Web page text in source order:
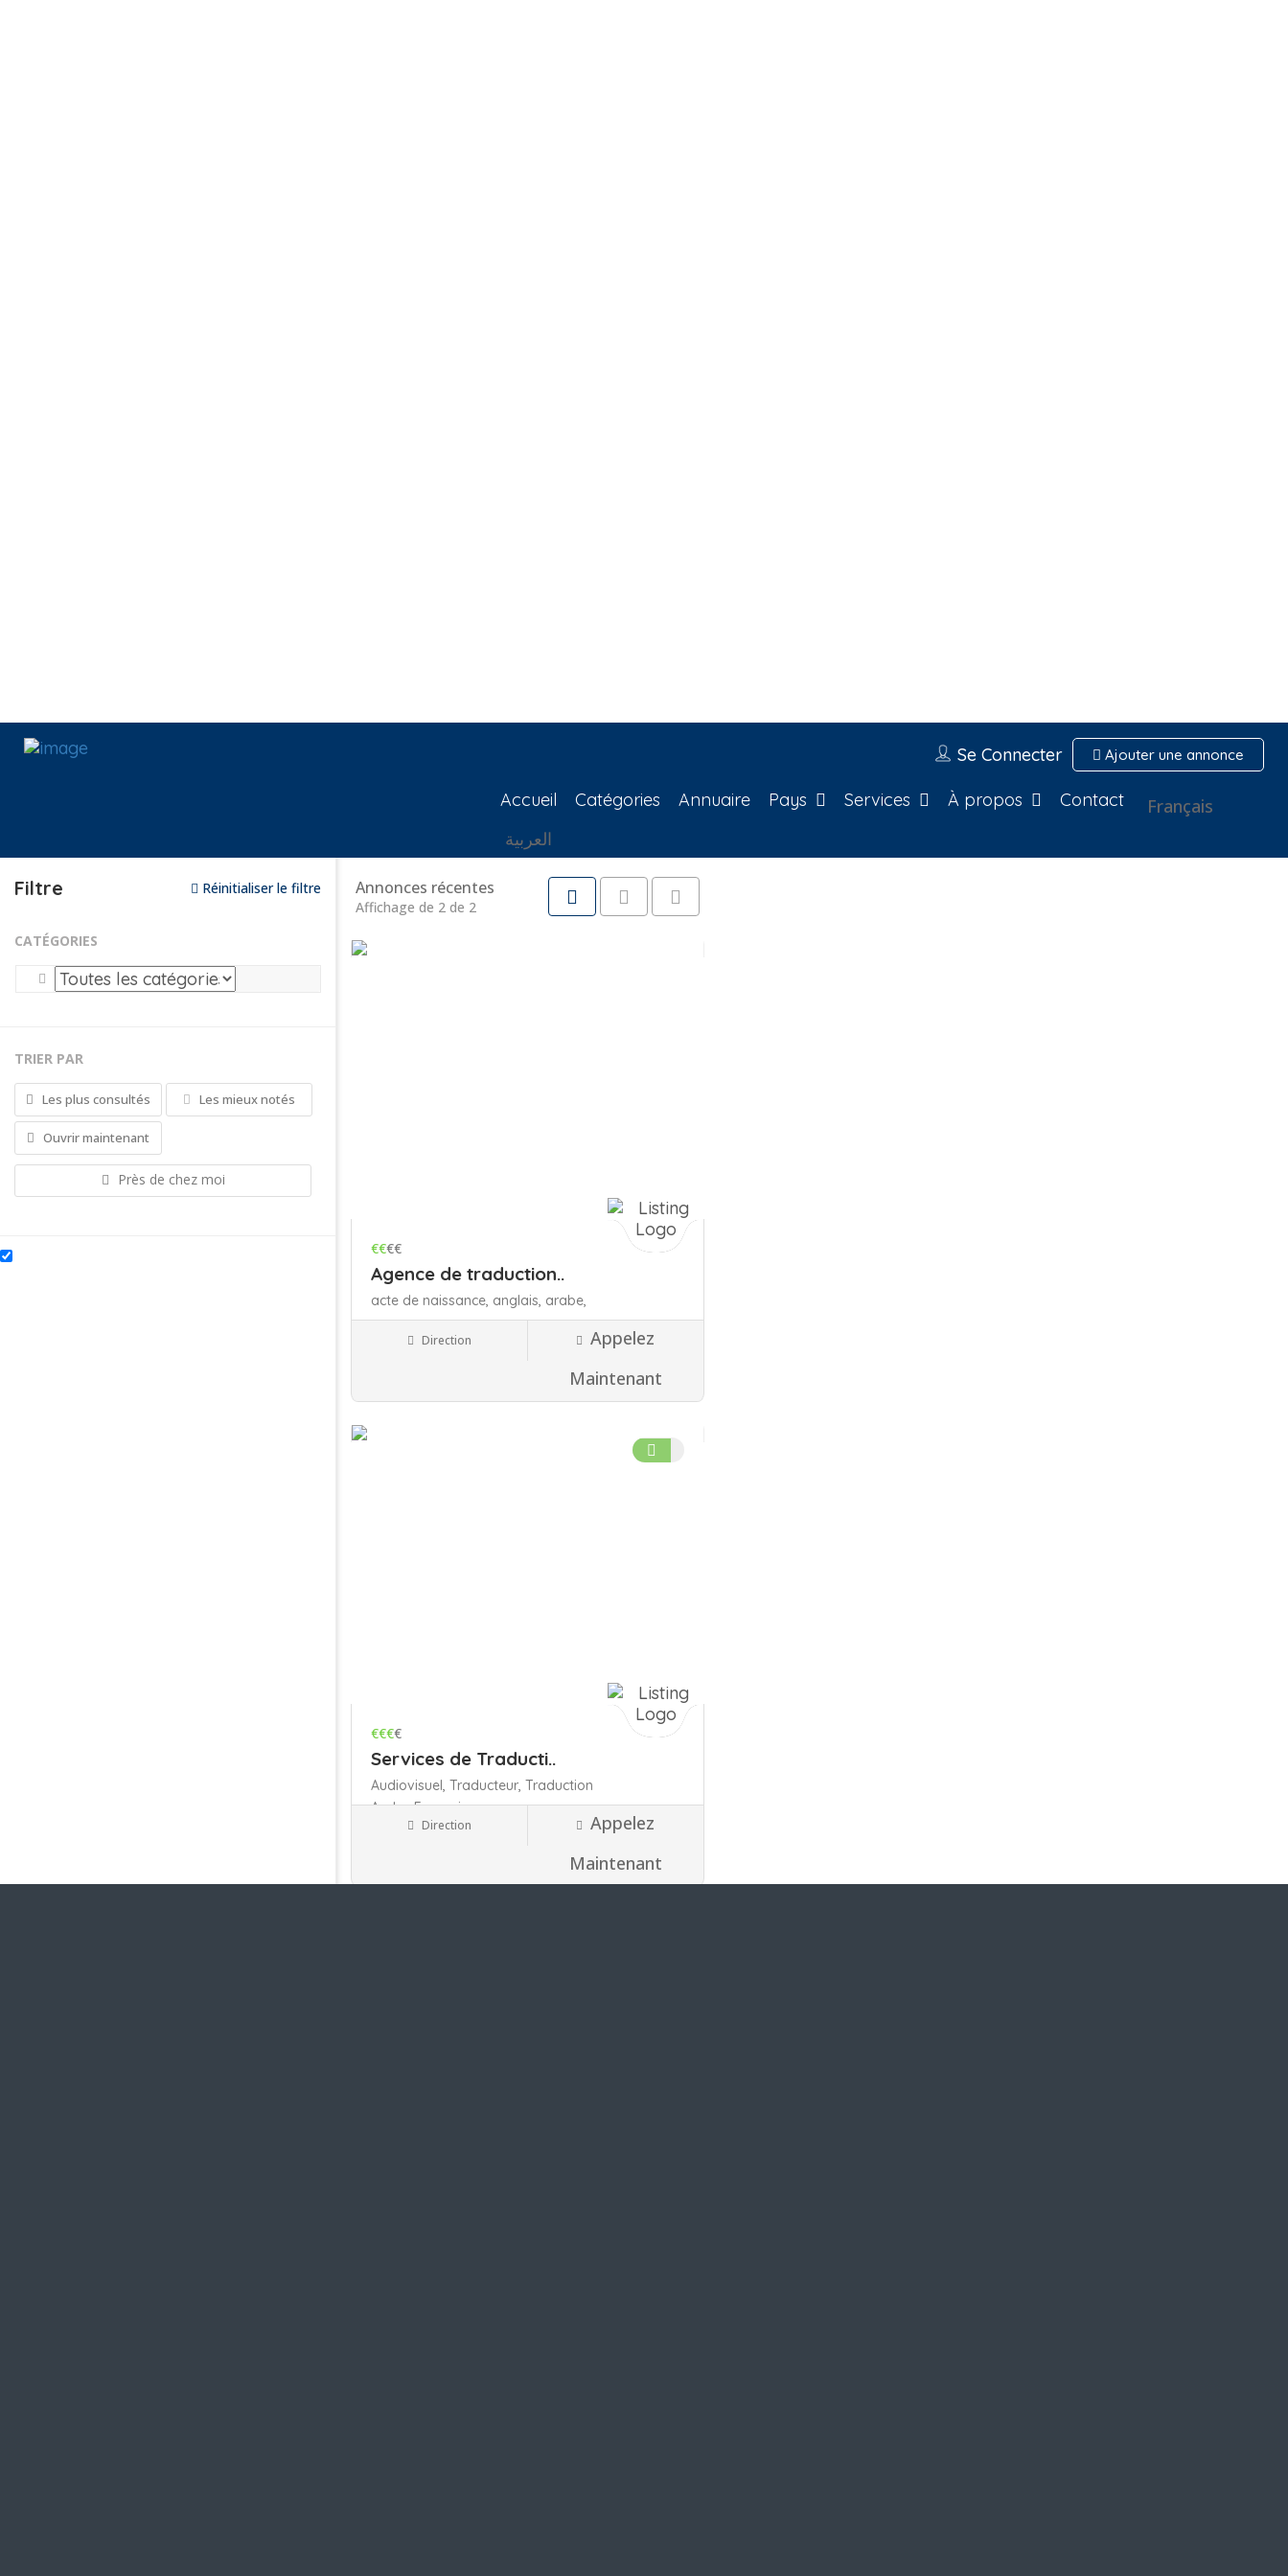
Se Connecter Ajouter une annonce
Accueil Catégories Annuaire Pays Services À propos Contact
Français
العربية
Filtre Réinitialiser le filtre
CATÉGORIES
TRIER PAR
Les plus consultés Les mieux notés
Ouvrir maintenant
Près de chez moi
Annonces récentes
Affichage de 2 de 2
Appliquer
€€€€
Agence de traduction..
acte de naissance, anglais, arabe,
Traducteur Arabe - Français 27 Eure
Direction
Appelez
Maintenant
€€€€
Services de Traducti..
Audiovisuel, Traducteur, Traduction
Arabe-Français,
Traducteur Arabe - Français 34 Hérault
Direction
Appelez
Maintenant